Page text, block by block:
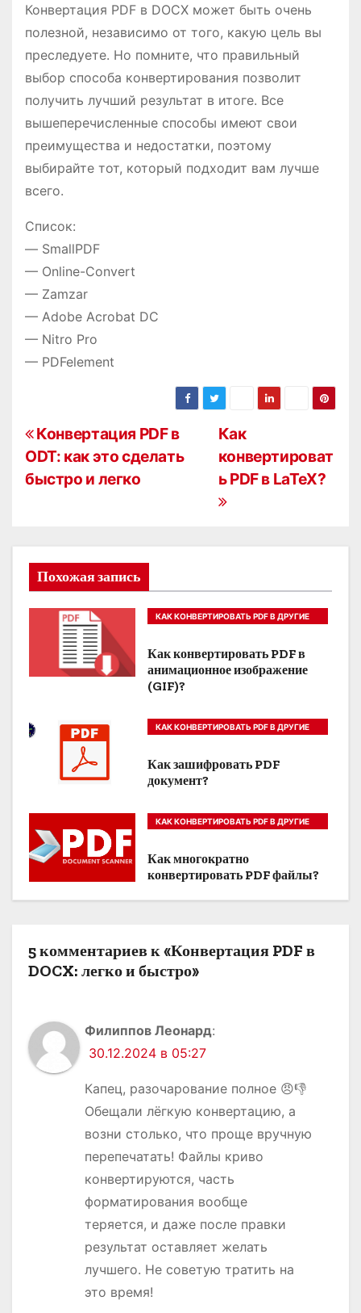
Конвертация PDF в DOCX может быть очень
полезной, независимо от того, какую цель вы
преследуете. Но помните, что правильный
выбор способа конвертирования позволит
получить лучший результат в итоге. Все
вышеперечисленные способы имеют свои
преимущества и недостатки, поэтому
выбирайте тот, который подходит вам лучше
всего.
Список:
— SmallPDF
— Online-Convert
— Zamzar
— Adobe Acrobat DC
— Nitro Pro
— PDFelement
Н
а
г
а
п
а
п
и
я
Как
конвертироват
ь PDF в LaTeX?
Конвертация PDF в
ODT: как это сделать
быстро и легко
Похожая запись
КАК КОНВЕРТИРОВАТЬ PDF В ДРУГИЕ
Как конвертировать PDF в
анимационное изображение
(GIF)?
КАК КОНВЕРТИРОВАТЬ PDF В ДРУГИЕ
Как зашифровать PDF
документ?
КАК КОНВЕРТИРОВАТЬ PDF В ДРУГИЕ
Как многократно
конвертировать PDF файлы?
5 комментариев к «Конвертация PDF в
DOCX: легко и быстро»
Филиппов Леонард:
30.12.2024 в 05:27
Капец, разочарование полное 😠👎
Обещали лёгкую конвертацию, а
возни столько, что проще вручную
перепечатать! Файлы криво
конвертируются, часть
форматирования вообще
теряется, и даже после правки
результат оставляет желать
лучшего. Не советую тратить на
это время!